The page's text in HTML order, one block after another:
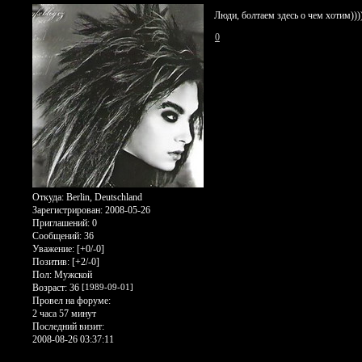
Откуда:Berlin, Deutschland
Зарегистрирован: 2008-05-26
Приглашений:0
Сообщений:36
Уважение: [+0/-0]
Позитив: [+2/-0]
Пол:Мужской
Возраст:36 [1989-09-01]
Провел на форуме:
2 часа 57 минут
Последний визит:
2008-08-26 03:37:11
Люди, болтаем здесь о чем
0